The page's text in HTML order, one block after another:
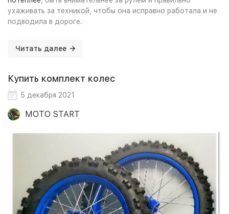
ухаживать за техникой, чтобы она исправно работала и не
подводила в дороге.
Читать далее
Купить комплект колес
5 декабря 2021
MOTO START